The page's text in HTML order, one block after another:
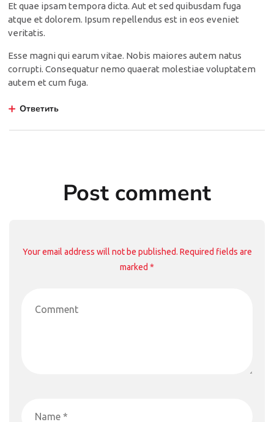
Et quae ipsam tempora dicta. Aut et sed quibusdam fuga
atque et dolorem. Ipsum repellendus est in eos eveniet
veritatis.
Esse magni qui earum vitae. Nobis maiores autem natus
corrupti. Consequatur nemo quaerat molestiae voluptatem
autem et cum fuga.
Ответить
Post comment
Your email address will not be published. Required fields are
marked *